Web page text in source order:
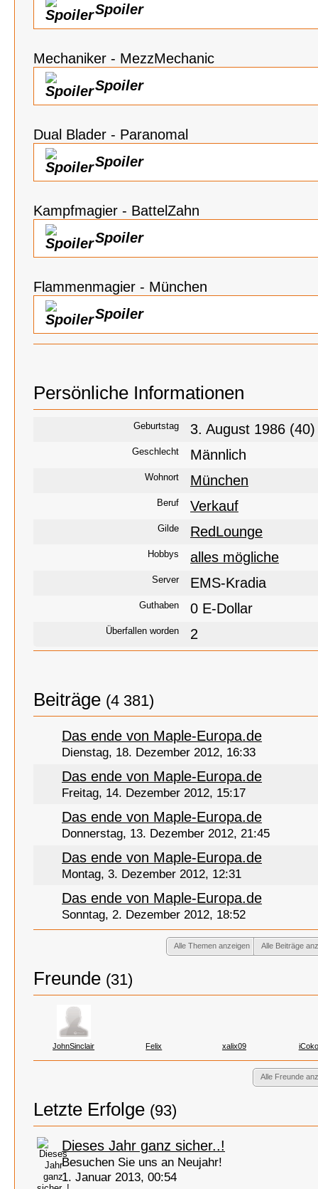
Spoiler
Mechaniker - MezzMechanic
Spoiler
Dual Blader - Paranomal
Spoiler
Kampfmagier - BattelZahn
Spoiler
Flammenmagier - München
Spoiler
Persönliche Informationen
Geburtstag 3. August 1986 (40)
Geschlecht Männlich
Wohnort München
Beruf Verkauf
Gilde RedLounge
Hobbys alles mögliche
Server EMS-Kradia
Guthaben 0 E-Dollar
Überfallen worden 2
Beiträge (4 381)
Das ende von Maple-Europa.de
Dienstag, 18. Dezember 2012, 16:33
Das ende von Maple-Europa.de
Freitag, 14. Dezember 2012, 15:17
Das ende von Maple-Europa.de
Donnerstag, 13. Dezember 2012, 21:45
Das ende von Maple-Europa.de
Montag, 3. Dezember 2012, 12:31
Das ende von Maple-Europa.de
Sonntag, 2. Dezember 2012, 18:52
Alle Beiträge
Alle Themen anzeigen
Freunde (31)
JohnSinclair Felix xalix09
Alle Freunde
Letzte Erfolge (93)
Dieses Jahr ganz sicher..!
Besuchen Sie uns an Neujahr!
1. Januar 2013, 00:54